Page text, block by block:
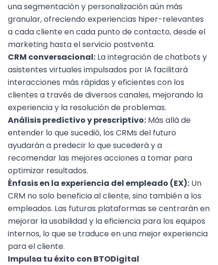
una segmentación y personalización aún más
granular, ofreciendo experiencias hiper-relevantes
a cada cliente en cada punto de contacto, desde el
marketing hasta el servicio postventa.
CRM conversacional: La integración de chatbots y
asistentes virtuales impulsados por IA facilitará
interacciones más rápidas y eficientes con los
clientes a través de diversos canales, mejorando la
experiencia y la resolución de problemas.
Análisis predictivo y prescriptivo: Más allá de
entender lo que sucedió, los CRMs del futuro
ayudarán a predecir lo que sucederá y a
recomendar las mejores acciones a tomar para
optimizar resultados.
Énfasis en la experiencia del empleado (EX): Un
CRM no solo beneficia al cliente, sino también a los
empleados. Las futuras plataformas se centrarán en
mejorar la usabilidad y la eficiencia para los equipos
internos, lo que se traduce en una mejor experiencia
para el cliente.
Impulsa tu éxito con BTODigital